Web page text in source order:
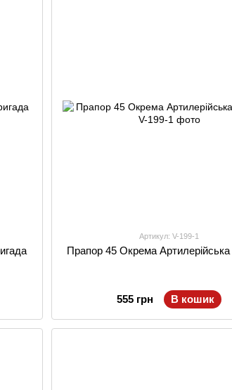
Артикул: V-199-1
Прапор 45 Окрема
555 грн В кошик